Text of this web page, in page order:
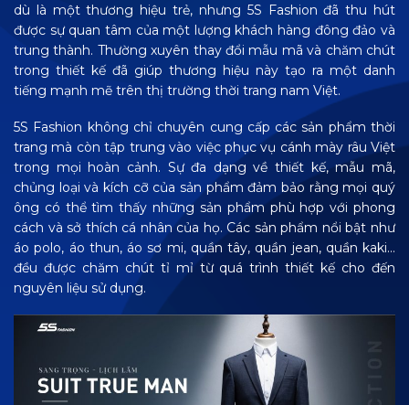
dù là một thương hiệu trẻ, nhưng 5S Fashion đã thu hút
được sự quan tâm của một lượng khách hàng đông đảo và
trung thành. Thường xuyên thay đổi mẫu mã và chăm chút
trong thiết kế đã giúp thương hiệu này tạo ra một danh
tiếng mạnh mẽ trên thị trường thời trang nam Việt.
5S Fashion không chỉ chuyên cung cấp các sản phẩm thời
trang mà còn tập trung vào việc phục vụ cánh mày râu Việt
trong mọi hoàn cảnh. Sự đa dạng về thiết kế, mẫu mã,
chủng loại và kích cỡ của sản phẩm đảm bảo rằng mọi quý
ông có thể tìm thấy những sản phẩm phù hợp với phong
cách và sở thích cá nhân của họ. Các sản phẩm nổi bật như
áo polo, áo thun, áo sơ mi, quần tây, quần jean, quần kaki…
đều được chăm chút tỉ mỉ từ quá trình thiết kế cho đến
nguyên liệu sử dụng.